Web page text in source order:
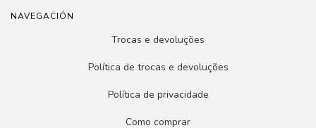
NAVEGACIÓN
Trocas e devoluções
Política de trocas e devoluções
Política de privacidade
Como comprar